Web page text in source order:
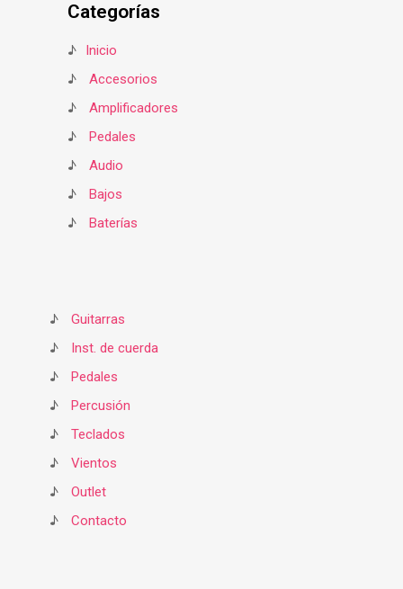
Categorías
♪
Inicio
♪
Accesorios
♪
Amplificadores
♪
Pedales
♪
Audio
♪
Bajos
♪
Baterías
♪
Guitarras
♪
Inst. de cuerda
♪
Pedales
♪
Percusión
♪
Teclados
♪
Vientos
♪
Outlet
♪
Contacto